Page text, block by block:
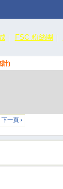
FSC 粉絲團
計)
下一頁 ›